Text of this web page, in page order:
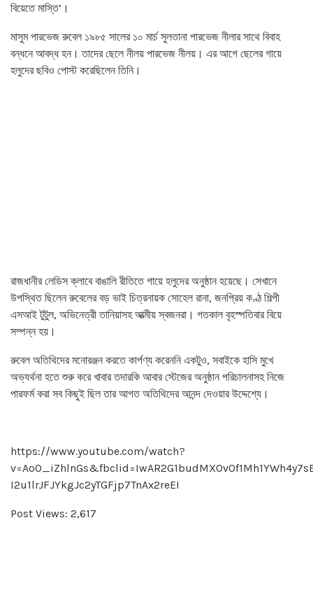
বিয়েতে মাস্তি’।
মাসুম পারভেজ রুবেল ১৯৮৫ সালের ১০ মার্চ সুলতানা পারভেজ নীলার সাথে বিবাহ
বন্ধনে আবদ্ধ হন। তাদের ছেলে নীলয় পারভেজ নীলয়। এর আগে ছেলের গায়ে
হলুদের ছবিও পোস্ট করেছিলেন তিনি।
রাজধানীর লেডিস ক্লাবে বাঙালি রীতিতে গায়ে হলুদের অনুষ্ঠান হয়েছে। সেখানে
উপস্থিত ছিলেন রুবেলের বড় ভাই চিত্রনায়ক সোহেল রানা, জনপ্রিয় কণ্ঠ শিল্পী
এসআই টুটুল, অভিনেত্রী তানিয়াসহ আত্মীয় স্বজনরা। গতকাল বৃহস্পতিবার বিয়ে
সম্পন্ন হয়।
রুবেল অতিথিদের মনোরঞ্জন করতে কার্পণ্য করেননি একটুও, সবাইকে হাসি মুখে
অভ্যর্থনা হতে শুরু করে খাবার তদারকি আবার স্টেজের অনুষ্ঠান পরিচালনাসহ নিজে
পারফর্ম করা সব কিছুই ছিল তার আগত অতিথিদের আনন্দ দেওয়ার উদ্দেশ্যে।
https://www.youtube.com/watch?
I2u1lrJFJYkgJc2yTGFjp7TnAx2reEI
Post Views: 2,617